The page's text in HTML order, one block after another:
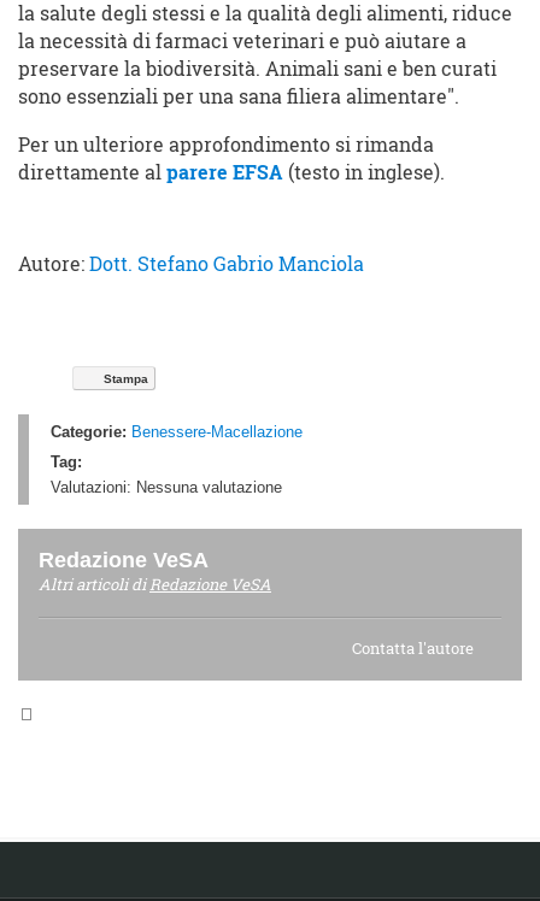
la salute degli stessi e la qualità degli alimenti, riduce
la necessità di farmaci veterinari e può aiutare a
preservare la biodiversità. Animali sani e ben curati
sono essenziali per una sana filiera alimentare".
Per un ulteriore approfondimento si rimanda
direttamente al parere EFSA (testo in inglese).
Autore: Dott. Stefano Gabrio Manciola
Stampa
Categorie: Benessere-Macellazione
Tag:
Valutazioni: Nessuna valutazione
Redazione VeSA
Altri articoli diRedazione VeSA
Contatta l'autore